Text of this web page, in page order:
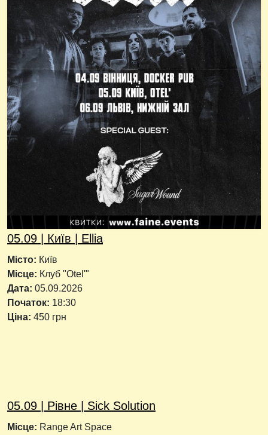
05.09 | Київ | Ellia
Місто: Київ
Місце: Клуб "Otel'"
Дата: 05.09.2026
Початок: 18:30
Ціна: 450 грн
05.09 | Рівне | Sick Solution
Місце: Range Art Space